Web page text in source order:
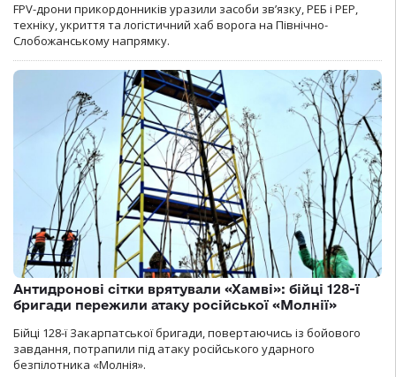
FPV-дрони прикордонників уразили засоби зв’язку, РЕБ і РЕР,
техніку, укриття та логістичний хаб ворога на Північно-
Слобожанському напрямку.
Антидронові сітки врятували «Хамві»: бійці 128-ї
бригади пережили атаку російської «Молнії»
Бійці 128-ї Закарпатської бригади, повертаючись із бойового
завдання, потрапили під атаку російського ударного
безпілотника «Молнія».